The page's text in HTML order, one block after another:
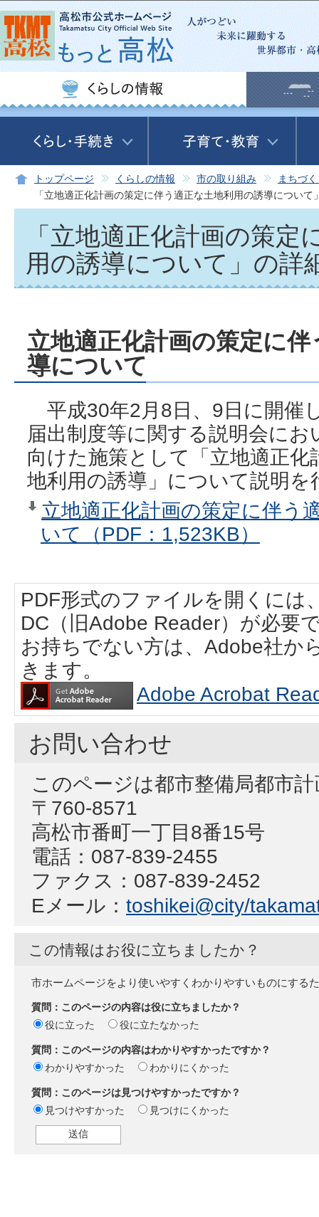
この
トップページ くらしの情報 市の取り組み
まちづ
「立地適正化計画の策定に伴う適正な土地利用の誘導について
「立地適正化計画の策定
用の誘導について」の詳
立地適正化計画の策定に
導について
平成30年2月8日、9日に開催
届出制度等に関する説明会に
向けた施策として「立地適正
地利用の誘導」について説明を
立地適正化計画の策定に伴う
いて（PDF：1,523KB）
PDF形式のファイルを開くには
DC（旧Adobe Reader）が必要
お持ちでない方は、Adobe社か
きます。
Adobe Acrobat
お問い合わせ
このページは都市整備局都市
〒760-8571
高松市番町一丁目8番15号
電話：087-839-2455
ファクス：087-839-2452
Eメール： toshikei@city/
この情報はお役に立ちましたか？
市ホームページをより使いやすくわかりやすいものにする
質問：このページの内容は役に立ちましたか？
役に立った
役に立たなかった
質問：このページの内容はわかりやすかったですか？
わかりやすかった
わかりにくかった
質問：このページは見つけやすかったですか？
見つけやすかった
見つけにくかった